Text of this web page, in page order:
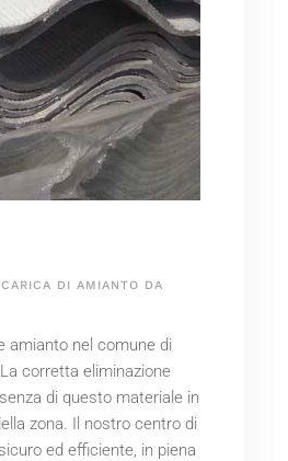
DI AMIANTO DA
amianto nel comune di
corretta eliminazione
di questo materiale in
zona. Il nostro centro di
ed efficiente, in piena